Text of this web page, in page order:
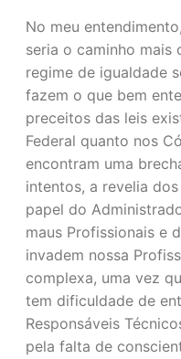
No meu
seria o caminho mais
regime de igualdade
fazem o que bem
preceitos das leis
Federal quanto nos
encontram uma
intentos, a revelia
papel do
maus Profissionais e
invadem nossa
complexa, uma vez
tem dificuldade de
Responsáveis
pela falta de